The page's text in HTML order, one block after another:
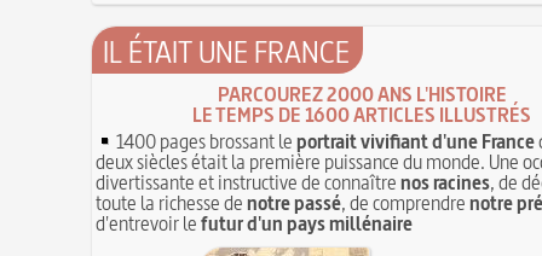
IL ÉTAIT UNE FRANCE
PARCOUREZ 2000 ANS L'HISTOIRE
LE TEMPS DE 1600 ARTICLES ILLUSTRÉS
1400 pages brossant leportrait vivifiant d'une France
deux siècles était la première puissance du monde. Une
divertissante et instructive de connaîtrenos racines, de
toute la richesse denotre passé, de comprendrenotre
d'entrevoir lefutur d'un pays millénaire